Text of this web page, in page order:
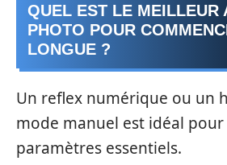
QUEL EST LE MEILLEUR
PHOTO POUR
LONGUE ?
Un reflex numérique ou un
mode manuel est idéal
paramètres essentiels.